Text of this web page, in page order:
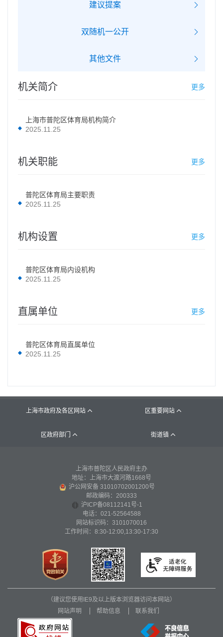
建议提案
双随机一公开
其他文件
机关简介 更多
上海市普陀区体育局机构简介
2025.11.25
机关职能 更多
普陀区体育局主要职责
2025.11.25
机构设置 更多
普陀区体育局内设机构
2025.11.25
直属单位 更多
普陀区体育局直属单位
2025.11.25
上海市政府及各区网站  区重要网站 
区政府部门  街道镇 
上海市普陀区人民政府主办
地址：上海市大渡河路1668号
沪公网安备 31010702001200号
邮政编码：200333
沪ICP备08112141号-1
电话：021-52564588
网站标识码：3101070016
工作时间：8:30-12:00,13:30-17:30
（建议您使用IE9及以上版本浏览器访问本网站）
网站声明
帮助信息 联系我们